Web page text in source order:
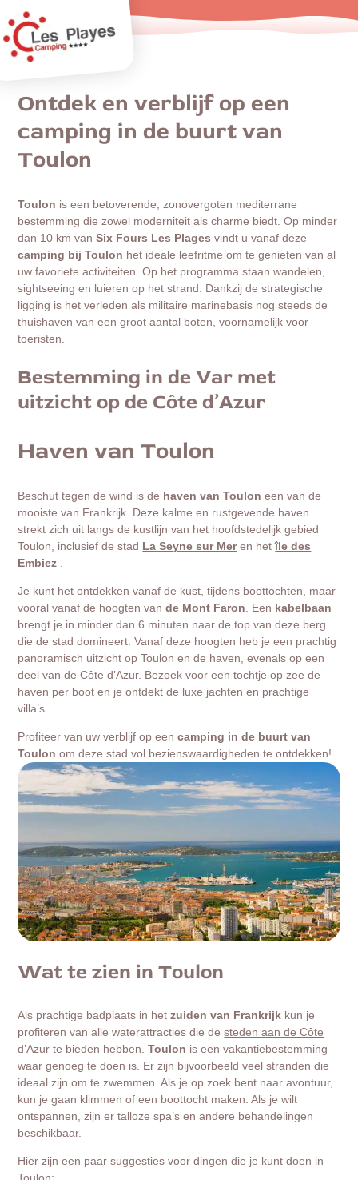
Ontdek en verblijf op een
camping in de buurt van
Toulon
Toulon is een betoverende, zonovergoten mediterrane
bestemming die zowel moderniteit als charme biedt. Op minder
dan 10 km van Six Fours Les Plages vindt u vanaf deze
camping bij Toulon het ideale leefritme om te genieten van al
uw favoriete activiteiten. Op het programma staan wandelen,
sightseeing en luieren op het strand. Dankzij de strategische
ligging is het verleden als militaire marinebasis nog steeds de
thuishaven van een groot aantal boten, voornamelijk voor
toeristen.
Bestemming in de Var met
uitzicht op de Côte d’Azur
Haven van Toulon
Beschut tegen de wind is de haven van Toulon een van de
mooiste van Frankrijk. Deze kalme en rustgevende haven
strekt zich uit langs de kustlijn van het hoofdstedelijk gebied
Toulon, inclusief de stad La Seyne sur Mer en hetîle des
Embiez .
Je kunt het ontdekken vanaf de kust, tijdens boottochten, maar
vooral vanaf de hoogten vande Mont Faron. Een kabelbaan
brengt je in minder dan 6 minuten naar de top van deze berg
die de stad domineert. Vanaf deze hoogten heb je een prachtig
panoramisch uitzicht op Toulon en de haven, evenals op een
deel van de Côte d’Azur. Bezoek voor een tochtje op zee de
haven per boot en je ontdekt de luxe jachten en prachtige
villa’s.
Profiteer van uw verblijf op een camping in de buurt van
Toulon om deze stad vol bezienswaardigheden te ontdekken!
Wat te zien in Toulon
Als prachtige badplaats in hetzuiden van Frankrijk kun je
profiteren van alle waterattracties die desteden aan de Côte
d’Azur te bieden hebben.Toulon is een vakantiebestemming
waar genoeg te doen is. Er zijn bijvoorbeeld veel stranden die
ideaal zijn om te zwemmen. Als je op zoek bent naar avontuur,
kun je gaan klimmen of een boottocht maken. Als je wilt
ontspannen, zijn er talloze spa’s en andere behandelingen
beschikbaar.
Hier zijn een paar suggesties voor dingen die je kunt doen in
Toulon: